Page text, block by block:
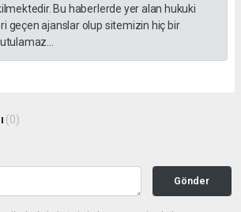
Bu haberlerde yer alan hukuki
geçen ajanslar olup sitemizin hiç bir
(0)
Gönder